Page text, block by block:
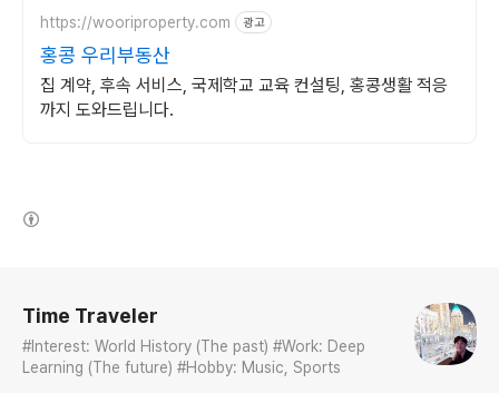
https://wooriproperty.com 광고
홍콩 우리부동산
집 계약, 후속 서비스, 국제학교 교육 컨설팅, 홍콩생활 적응
까지 도와드립니다.
Time Traveler
#Interest: World History (The past) #Work: Deep
Learning (The future) #Hobby: Music, Sports